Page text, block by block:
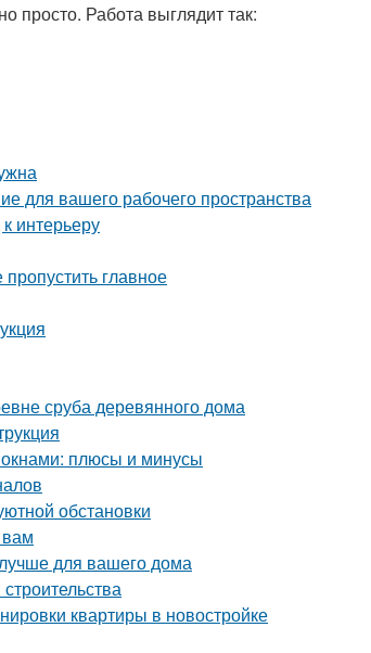
просто. Работа выглядит так:
для вашего рабочего пространства
интерьеру
главное
сруба деревянного дома
плюсы и минусы
обстановки
для вашего дома
квартиры в новостройке